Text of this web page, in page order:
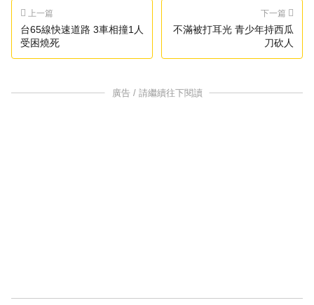
上一篇
台65線快速道路 3車相撞1人
受困燒死
下一篇
不滿被打耳光 青少年持西瓜
刀砍人
廣告 / 請繼續往下閱讀